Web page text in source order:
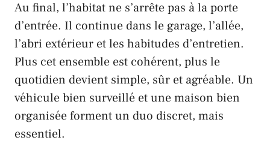
Au final, l’habitat ne s’arrête pas à la porte
d’entrée. Il continue dans le garage, l’allée,
l’abri extérieur et les habitudes d’entretien.
Plus cet ensemble est cohérent, plus le
quotidien devient simple, sûr et agréable. Un
véhicule bien surveillé et une maison bien
organisée forment un duo discret, mais
essentiel.